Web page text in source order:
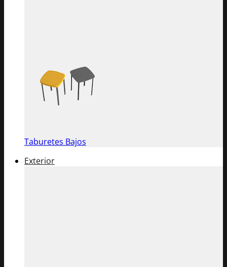
Taburetes Bajos
Exterior